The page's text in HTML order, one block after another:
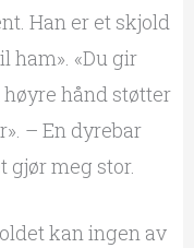
Han er et skjold
ham». «Du gir
hånd støtter
– En dyrebar
gjør meg stor.
kan ingen av